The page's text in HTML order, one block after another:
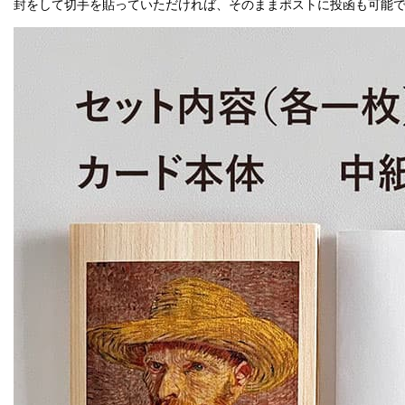
封をして切手を貼っていただければ、そのままポストに投函も可能